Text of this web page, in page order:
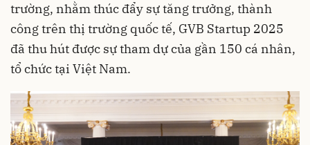
trường, nhằm thúc đẩy sự tăng trưởng, thành
công trên thị trường quốc tế, GVB Startup 2025
đã thu hút được sự tham dự của gần 150 cá nhân,
tổ chức tại Việt Nam.